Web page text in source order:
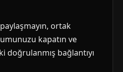
ortak
kapatın ve
doğrulanmış bağlantıyı